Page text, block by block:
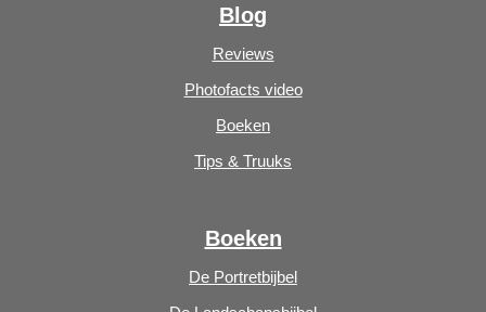
Blog
Reviews
Photofacts video
Boeken
Tips & Truuks
Boeken
De Portretbijbel